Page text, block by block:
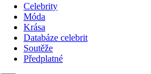
Celebrity
Móda
Krása
Databáze celebrit
Soutěže
Předplatné